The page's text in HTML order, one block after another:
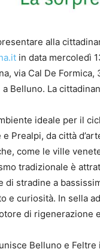
alla
in data mercoledì
via Cal De
Belluno. La
ideale per il
Prealpi, da città
come le ville
tradizionale è
di stradine a
e curiosità. In sella
di rigenerazione
Belluno e Feltre